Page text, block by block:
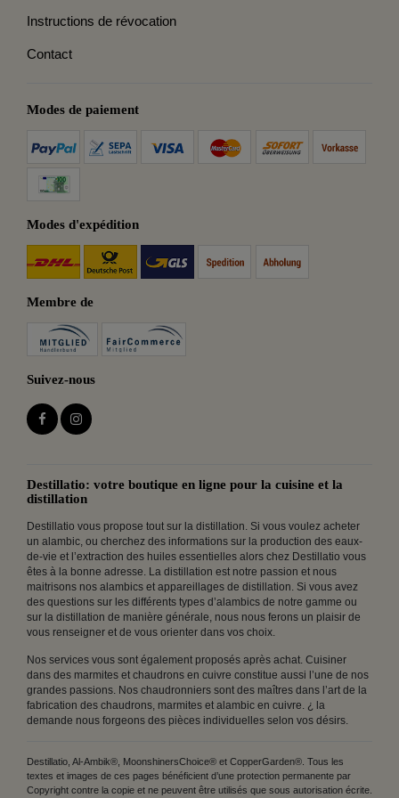
Instructions de révocation
Contact
Modes de paiement
Modes d'expédition
Membre de
Suivez-nous
Destillatio: votre boutique en ligne pour la cuisine et la
distillation
Destillatio vous propose tout sur la distillation. Si vous voulez acheter
un alambic, ou cherchez des informations sur la production des eaux-
de-vie et l’extraction des huiles essentielles alors chez Destillatio vous
êtes à la bonne adresse. La distillation est notre passion et nous
maitrisons nos alambics et appareillages de distillation. Si vous avez
des questions sur les différents types d’alambics de notre gamme ou
sur la distillation de manière générale, nous nous ferons un plaisir de
vous renseigner et de vous orienter dans vos choix.
Nos services vous sont également proposés après achat. Cuisiner
dans des marmites et chaudrons en cuivre constitue aussi l’une de nos
grandes passions. Nos chaudronniers sont des maîtres dans l’art de la
fabrication des chaudrons, marmites et alambic en cuivre. ¿ la
demande nous forgeons des pièces individuelles selon vos désirs.
Destillatio, Al-Ambik®, MoonshinersChoice® et CopperGarden®. Tous les
textes et images de ces pages bénéficient d’une protection permanente par
Copyright contre la copie et ne peuvent être utilisés que sous autorisation écrite.